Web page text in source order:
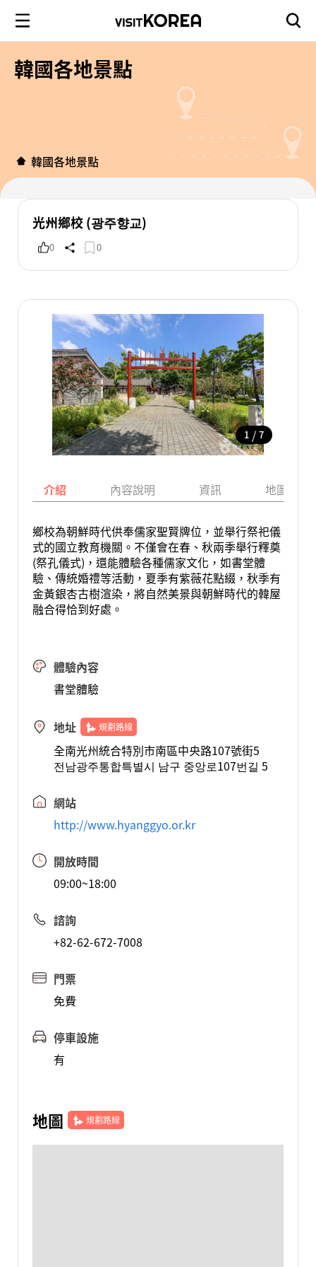
韓國各地景點
韓國各地景點
光州鄉校 (광주향교)
0 0
1 / 7
介紹 內容說明 資訊 地圖
鄉校為朝鮮時代供奉儒家聖賢牌位，並舉行祭祀儀
式的國立教育機關。不僅會在春、秋兩季舉行釋奠
(祭孔儀式)，還能體驗各種儒家文化，如書堂體
驗、傳統婚禮等活動，夏季有紫薇花點綴，秋季有
金黃銀杏古樹渲染，將自然美景與朝鮮時代的韓屋
融合得恰到好處。
體驗內容
書堂體驗
地址 規劃路線
全南光州統合特別市南區中央路107號街5
전남광주통합특별시 남구 중앙로107번길 5
網站
http://www.hyanggyo.or.kr
開放時間
09:00~18:00
諮詢
+82-62-672-7008
門票
免費
停車設施
有
地圖 規劃路線